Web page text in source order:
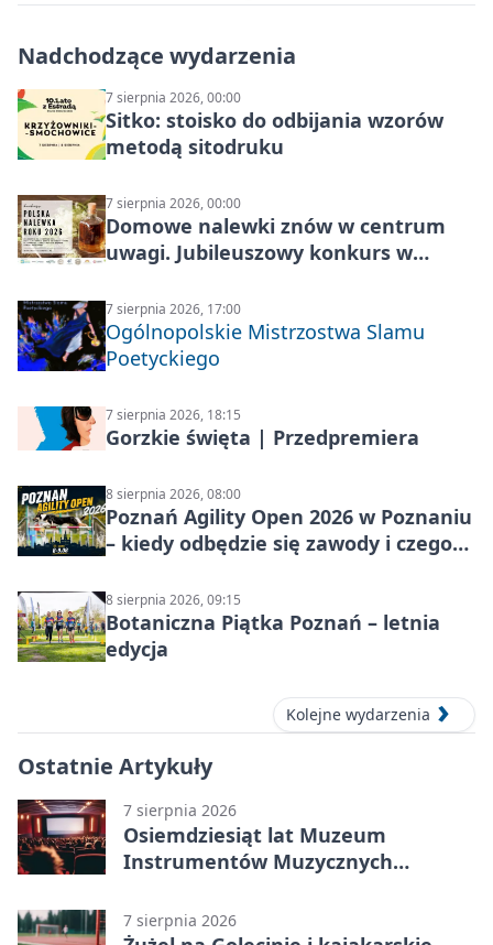
Nadchodzące wydarzenia
7 sierpnia 2026, 00:00
Sitko: stoisko do odbijania wzorów
metodą sitodruku
7 sierpnia 2026, 00:00
Domowe nalewki znów w centrum
uwagi. Jubileuszowy konkurs w
7 sierpnia 2026, 17:00
Ogólnopolskie Mistrzostwa Slamu
Poetyckiego
7 sierpnia 2026, 18:15
Gorzkie święta | Przedpremiera
8 sierpnia 2026, 08:00
Poznań Agility Open 2026 w Poznaniu
– kiedy odbędzie się zawody i czego
8 sierpnia 2026, 09:15
Botaniczna Piątka Poznań – letnia
edycja
Kolejne wydarzenia
Ostatnie Artykuły
7 sierpnia 2026
Osiemdziesiąt lat Muzeum
Instrumentów Muzycznych
7 sierpnia 2026